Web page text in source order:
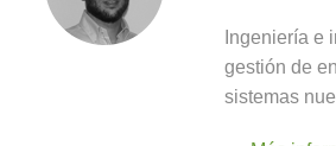
Ingeniería e
gestión de
sistemas